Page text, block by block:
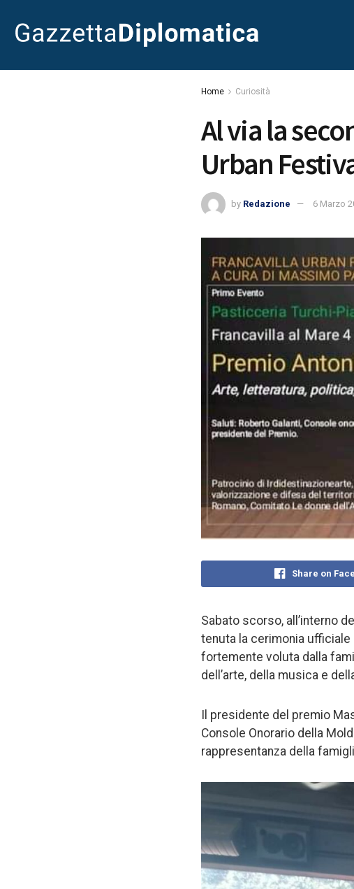
Home Curiosità
Al via la
Urban
by Redazione 6 Marzo
Share on
Sabato scorso, all’interno
tenuta la cerimonia
fortemente voluta dalla
dell’arte, della musica e
Il presidente del premio
Console Onorario della
rappresentanza della